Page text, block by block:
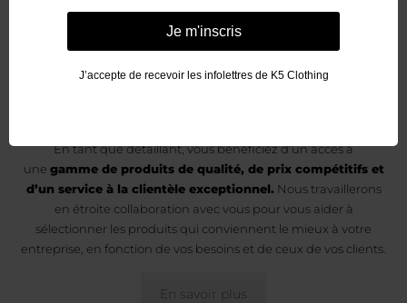
de K5 Clothing &
Accessories?
En tant que détaillant, vous bénéficiez d’un accès à
une gamme de produits de qualité, de prix compétitifs et
d’un service à la clientèle exceptionnel. Nous travaillerons
en étroite collaboration avec vous pour vous aider à
sélectionner les produits qui conviennent le mieux à votre
entreprise, en fonction de vos besoins et de ceux de vos clients.
En savoir plus
Je m'inscris
J’accepte de recevoir les infolettres de K5 Clothing